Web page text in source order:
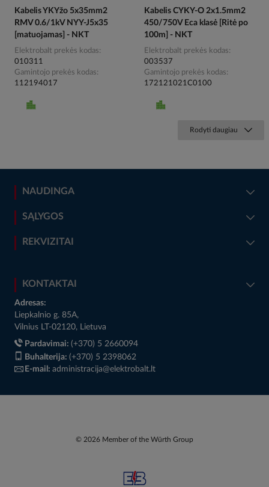
Kabelis YKYžo 5x35mm2
RMV 0.6/1kV NYY-J5x35
[matuojamas] - NKT
Elektrobalt prekės kodas
010311
Gamintojo prekės kodas
112194017
Kabelis CYKY-O 2x1.5mm2
450/750V Eca klasė [Ritė po
100m] - NKT
Elektrobalt prekės kodas
003537
Gamintojo prekės kodas
172121021C0100
Rodyti daugiau
NAUDINGA
SĄLYGOS
REKVIZITAI
KONTAKTAI
Adresas:
Liepkalnio g. 85A,
Vilnius LT-02120, Lietuva
Pardavimai: (+370) 5 2660094
Buhalterija: (+370) 5 2398062
E-mail: administracija@elektrobalt.lt
© 2026 Member of the Würth Group